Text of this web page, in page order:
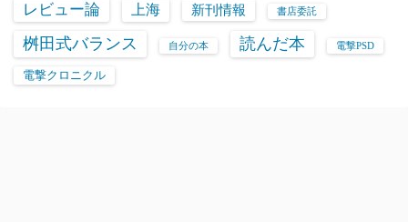
レビュー論 上海 新刊情報 書店委託
桝田式バランス 自分の本 読んだ本 電撃PSD
電撃クロニクル